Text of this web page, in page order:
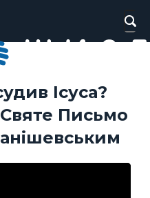
Ісуса?
Святе Письмо